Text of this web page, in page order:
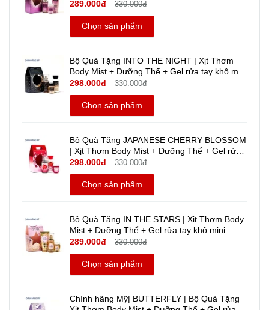
Gel rửa tay khô mini Travel size - Bath And
Body Works
289.000đ 330.000đ
Chọn sản phẩm
Bộ Quà Tặng INTO THE NIGHT | Xịt Thơm
Body Mist + Dưỡng Thể + Gel rửa tay khô mini
Travel size - Bath And Body Works | Chính
hãng Mỹ
298.000đ 330.000đ
Chọn sản phẩm
Bộ Quà Tặng JAPANESE CHERRY BLOSSOM
| Xịt Thơm Body Mist + Dưỡng Thể + Gel rửa
tay khô mini travel size - Bath And Body Works
| Chính hãng Mỹ
298.000đ 330.000đ
Chọn sản phẩm
Bộ Quà Tặng IN THE STARS | Xịt Thơm Body
Mist + Dưỡng Thể + Gel rửa tay khô mini
Travel size | Bath And Body Works | Chính
hãng Mỹ
289.000đ 330.000đ
Chọn sản phẩm
Chính hãng Mỹ| BUTTERFLY | Bộ Quà Tặng